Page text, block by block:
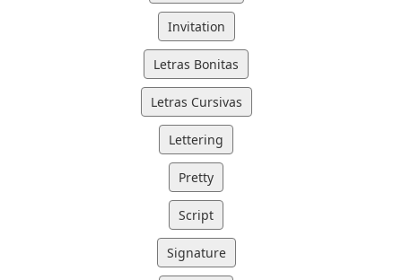
Invitation
Letras Bonitas
Letras Cursivas
Lettering
Pretty
Script
Signature